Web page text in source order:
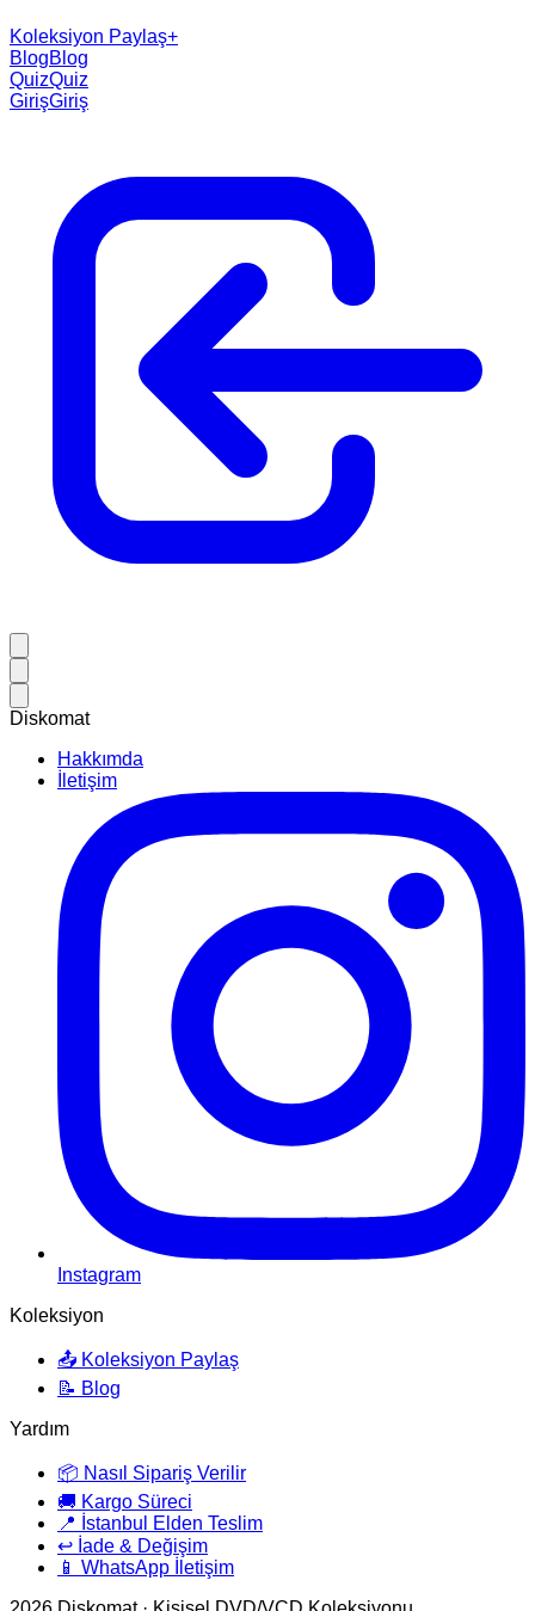
Koleksiyon Paylaş+
BlogBlog
QuizQuiz
GirişGiriş
Diskomat
Hakkımda
İletişim
Instagram
Koleksiyon
📤 Koleksiyon Paylaş
📝 Blog
Yardım
📦 Nasıl Sipariş Verilir
🚚 Kargo Süreci
📍 İstanbul Elden Teslim
↩️ İade & Değişim
📱 WhatsApp İletişim